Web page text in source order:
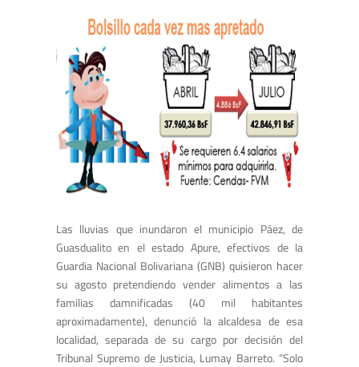
Las lluvias que inundaron el municipio Páez, de
Guasdualito en el estado Apure, efectivos de la
Guardia Nacional Bolivariana (GNB) quisieron hacer
su agosto pretendiendo vender alimentos a las
familias damnificadas (40 mil habitantes
aproximadamente), denunció la alcaldesa de esa
localidad, separada de su cargo por decisión del
Tribunal Supremo de Justicia, Lumay Barreto. “Solo